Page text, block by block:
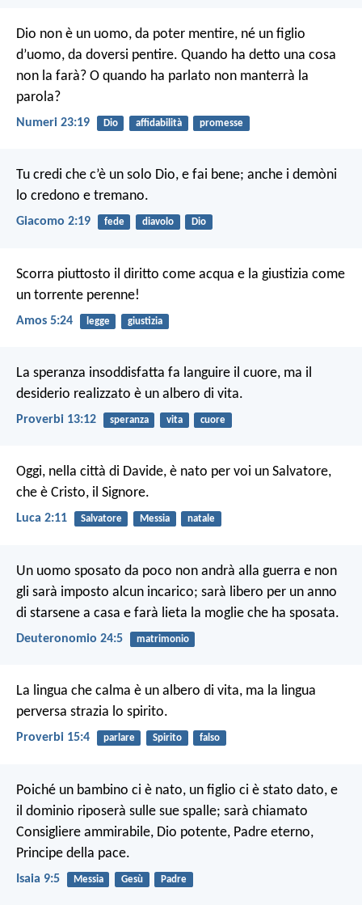
Dio non è un uomo, da poter mentire, né un figlio
d’uomo, da doversi pentire. Quando ha detto una cosa
non la farà? O quando ha parlato non manterrà la
parola?
Numeri 23:19 Dio affidabilità promesse
Tu credi che c’è un solo Dio, e fai bene; anche i demòni
lo credono e tremano.
Giacomo 2:19 fede diavolo Dio
Scorra piuttosto il diritto come acqua e la giustizia come
un torrente perenne!
Amos 5:24 legge giustizia
La speranza insoddisfatta fa languire il cuore, ma il
desiderio realizzato è un albero di vita.
Proverbi 13:12 speranza vita cuore
Oggi, nella città di Davide, è nato per voi un Salvatore,
che è Cristo, il Signore.
Luca 2:11 Salvatore Messia natale
Un uomo sposato da poco non andrà alla guerra e non
gli sarà imposto alcun incarico; sarà libero per un anno
di starsene a casa e farà lieta la moglie che ha sposata.
Deuteronomio 24:5 matrimonio
La lingua che calma è un albero di vita, ma la lingua
perversa strazia lo spirito.
Proverbi 15:4 parlare Spirito falso
Poiché un bambino ci è nato, un figlio ci è stato dato, e
il dominio riposerà sulle sue spalle; sarà chiamato
Consigliere ammirabile, Dio potente, Padre eterno,
Principe della pace.
Isaia 9:5 Messia Gesù Padre